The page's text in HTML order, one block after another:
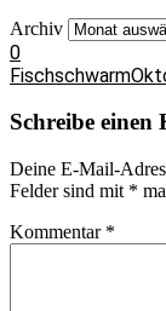
Archiv
0
Fischschwarm
Schreibe einen
Deine E-Mail-
Felder sind mit *
Kommentar *